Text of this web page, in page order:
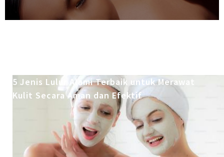
5 Jenis Lulur Alami Terbaik untuk Merawat
Kulit Secara Aman dan Efektif